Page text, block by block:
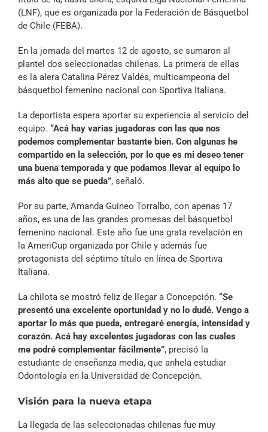
(LNF), que es organizada por la Federación de Básquetbol
de Chile (FEBA).
En la jornada del martes 12 de agosto, se sumaron al
plantel dos seleccionadas chilenas. La primera de ellas
es la alera Catalina Pérez Valdés, multicampeona del
básquetbol femenino nacional con Sportiva Italiana.
La deportista espera aportar su experiencia al servicio del
equipo. “Acá hay varias jugadoras con las que nos
podemos complementar bastante bien. Con algunas he
compartido en la selección, por lo que es mi deseo tener
una buena temporada y que podamos llevar al equipo lo
más alto que se pueda”, señaló.
Por su parte, Amanda Guineo Torralbo, con apenas 17
años, es una de las grandes promesas del básquetbol
femenino nacional. Este año fue una grata revelación en
la AmeriCup organizada por Chile y además fue
protagonista del séptimo título en línea de Sportiva
Italiana.
La chilota se mostró feliz de llegar a Concepción. “Se
presentó una excelente oportunidad y no lo dudé. Vengo a
aportar lo más que pueda, entregaré energía, intensidad y
corazón. Acá hay excelentes jugadoras con las cuales
me podré complementar fácilmente”, precisó la
estudiante de enseñanza media, que anhela estudiar
Odontología en la Universidad de Concepción.
Visión para la nueva etapa
La llegada de las seleccionadas chilenas fue muy